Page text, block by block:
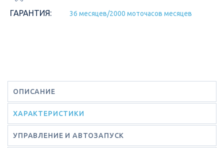
ГАРАНТИЯ: 36 месяцев/2000 моточасов месяцев
ОПИСАНИЕ
ХАРАКТЕРИСТИКИ
УПРАВЛЕНИЕ И АВТОЗАПУСК